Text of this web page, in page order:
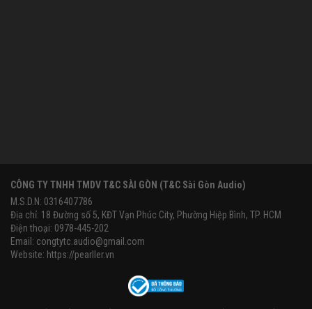
CÔNG TY TNHH TMDV T&C SÀI GÒN (T&C Sài Gòn Audio)
M.S.D.N: 0316407786
Địa chỉ: 18 Đường số 5, KĐT Vạn Phúc City, Phường Hiệp Bình, TP. HCM
Điện thoại: 0978-445-202
Email: congtytc.audio@gmail.com
Website: https://pearller.vn